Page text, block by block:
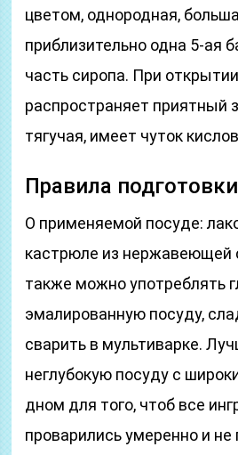
цветом, однородная,
приблизительно одна 5-ая
часть сиропа. При
распространяет приятный
тягучая, имеет чуток
Правила
О применяемой посуде:
кастрюле из нержавеющей
также можно употреблять
эмалированную посуду,
сварить в мультиварке.
неглубокую посуду с
дном для того, чтоб все
проварились умеренно и не